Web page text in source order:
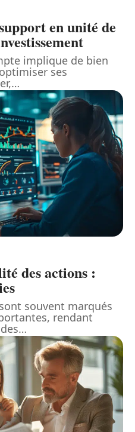
en unité de
implique de bien
ses
…
des actions :
souvent marqués
rendant
…